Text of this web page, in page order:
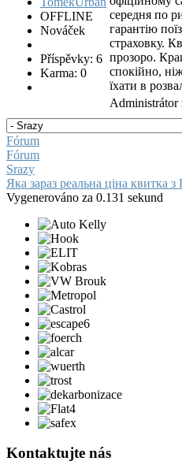
OFFLINE
Nováček
Příspěvky: 6
Karma: 0
середня по
гарантію
страховку.
прозоро.
спокійно,
їхати в
Administrátor
Fórum
Fórum
Srazy
Яка зараз реальна ціна квитка
Vygenerováno za 0.131 sekund
Kontaktujte nás